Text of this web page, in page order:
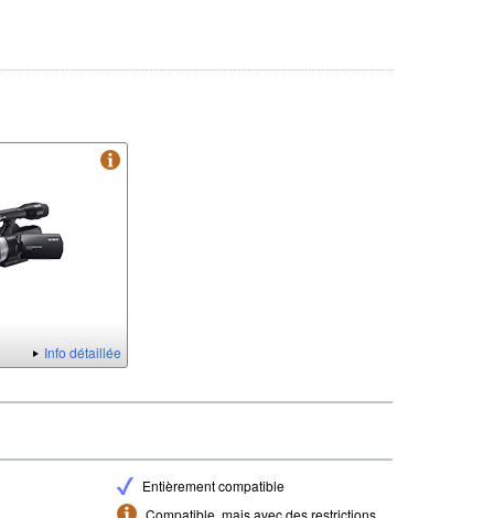
Info détaillée
Entièrement compatible